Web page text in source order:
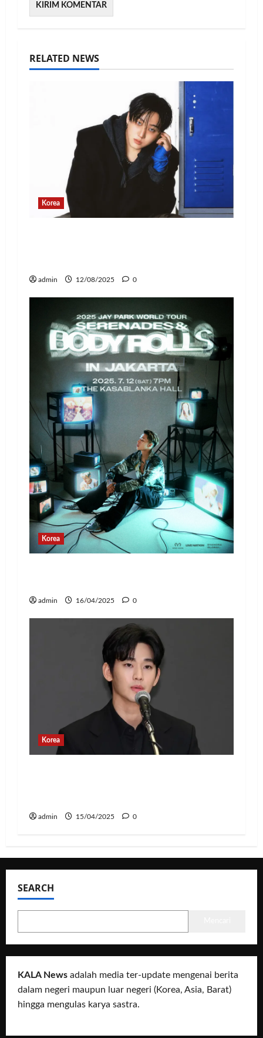
RELATED NEWS
Korea
admin 12/08/2025 0
Korea
admin 16/04/2025 0
Korea
admin 15/04/2025 0
SEARCH
KALA News adalah media ter-update mengenai berita
dalam negeri maupun luar negeri (Korea, Asia, Barat)
hingga mengulas karya sastra.